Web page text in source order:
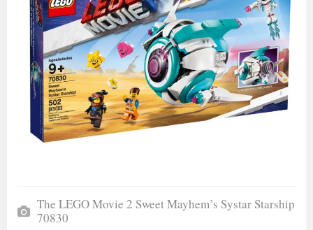
The LEGO Movie 2 Sweet Mayhem’s Systar Starship
70830